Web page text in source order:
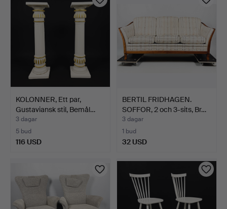
KOLONNER, Ett par,
Gustaviansk stil, Bemål…
3 dagar
5 bud
116 USD
BERTIL FRIDHAGEN.
SOFFOR, 2 och 3-sits, Br…
3 dagar
1 bud
32 USD